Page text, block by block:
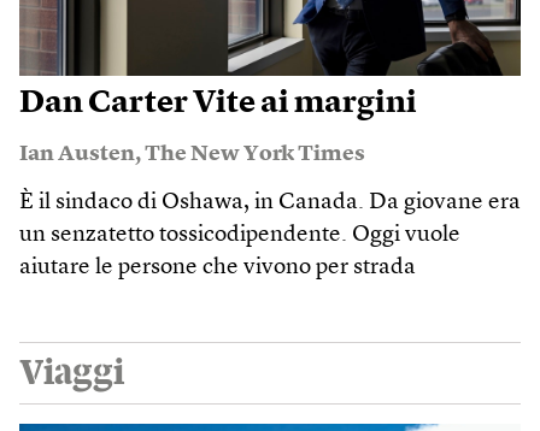
Dan Carter Vite ai margini
Ian Austen,The New York Times
È il sindaco di Oshawa, in Canada. Da giovane era
un senzatetto tossicodipendente. Oggi vuole
aiutare le persone che vivono per strada
Viaggi